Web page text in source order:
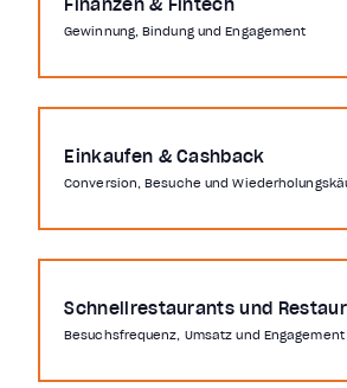
Finanzen & Fintech
Gewinnung, Bindung und Engagement
Einkaufen & Cashback
Conversion, Besuche und
Schnellrestaurants und
Besuchsfrequenz, Umsatz und Engagement